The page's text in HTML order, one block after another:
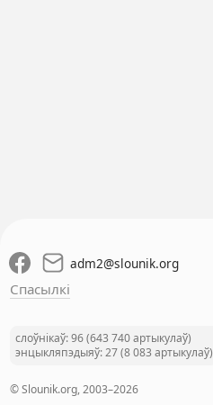
adm2@slounik.org
Спасылкі
слоўнікаў: 96 (643 740 артыкулаў)
энцыкляпэдыяў: 27 (8 083 артыкулаў)
© Slounik.org, 2003–2026